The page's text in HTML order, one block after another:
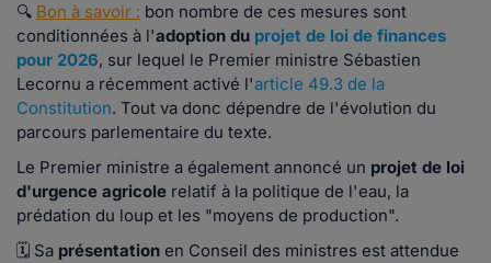
🔍 Bon à savoir : bon nombre de ces mesures sont
conditionnées à l'adoption du projet de loi de finances
pour 2026, sur lequel le Premier ministre Sébastien
Lecornu a récemment activé l'article 49.3 de la
Constitution. Tout va donc dépendre de l'évolution du
parcours parlementaire du texte.
Le Premier ministre a également annoncé un projet de loi
d'urgence agricole relatif à la politique de l'eau, la
prédation du loup et les "moyens de production".
🗓 Sa présentation en Conseil des ministres est attendue